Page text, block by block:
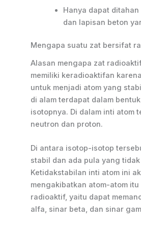
Hanya dapat ditahan
dan lapisan beton
Mengapa suatu zat bersifat
Alasan mengapa zat
memiliki keradioaktifan
untuk menjadi atom yang
di alam terdapat dalam
isotopnya. Di dalam inti atom
neutron dan proton.
Di antara isotop-isotop
stabil dan ada pula yang
Ketidakstabilan inti atom ini
mengakibatkan atom-atom
radioaktif, yaitu dapat
alfa, sinar beta, dan sinar